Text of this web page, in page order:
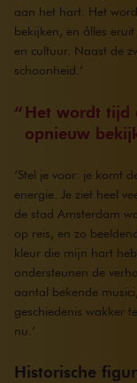
aan het hart. Het
bekijken, en álles
en cultuur. Naast de
schoonheid.’
Het wordt tijd
opnieuw
‘Stel je voor: je komt
energie. Je ziet heel
de stad Amsterdam
op reis, en zo
kleur die mijn hart
ondersteunen de
aantal bekende
geschiedenis wakker
nu.’
Historische